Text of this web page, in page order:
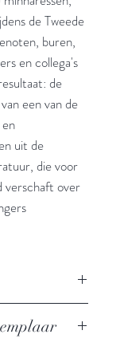
de Tweede
buren,
en collega's
de
een van de
uit de
die voor
verschaft over